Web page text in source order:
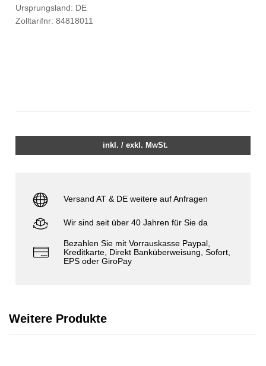
Ursprungsland: DE
Zolltarifnr: 84818011
inkl. / exkl. MwSt.
Versand AT & DE weitere auf Anfragen
Wir sind seit über 40 Jahren für Sie da
Bezahlen Sie mit Vorrauskasse Paypal,
Kreditkarte, Direkt Banküberweisung, Sofort,
EPS oder GiroPay
Weitere Produkte